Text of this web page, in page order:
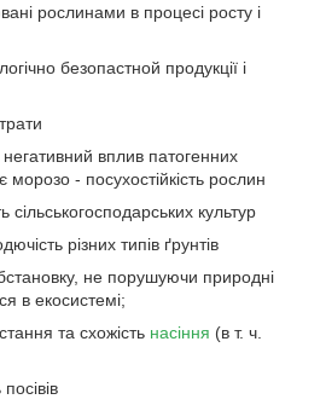
рослинами в процесі росту і
безопастной продукції і
негативний вплив патогенних
морозо - посухостійкість рослин
сільськогосподарських культур
різних типів ґрунтів
не порушуючи природні
в екосистемі;
та схожість насіння (в т. ч.